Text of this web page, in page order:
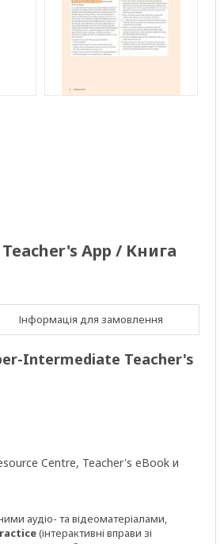
App / Книга
Інформація для замовлення
Intermediate Teacher's
Centre, Teacher's eBook и
аудіо- та відеоматеріалами,
(інтерактивні вправи зі